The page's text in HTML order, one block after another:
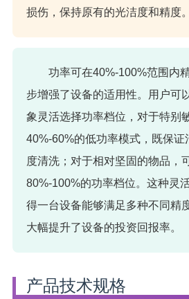
损伤，保持原有的光洁度和精度。
功率可在40%-100%范围内
步增强了设备的适用性。用户可
象灵活选择功率档位，对于特别
40%-60%的低功率模式，既保证
度清洗；对于相对坚固的物品，
80%-100%的功率档位。这种灵
得一台设备能够满足多种不同精
大幅提升了设备的投资回报率。
产品技术规格